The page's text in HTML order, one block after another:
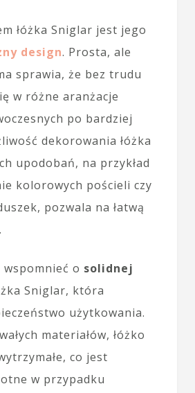
łóżka Sniglar jest jego
design. Prosta, ale
sprawia, że bez trudu
w różne aranżacje
po bardziej
dekorowania łóżka
upodobań, na przykład
kolorowych pościeli czy
pozwala na łatwą
o solidnej
Sniglar, która
użytkowania.
materiałów, łóżko
co jest
w przypadku